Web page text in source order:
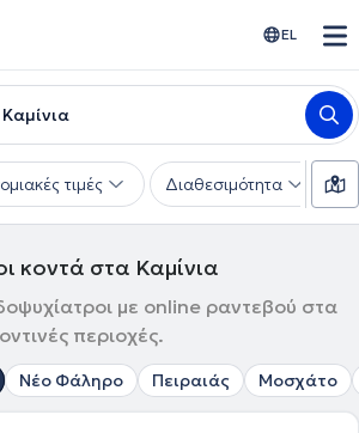
EL
τιμές Διαθεσιμότητα
κοντά στα Καμίνια
με online ραντεβού στα
περιοχές.
Νέο Φάληρο Πειραιάς Μοσχάτο